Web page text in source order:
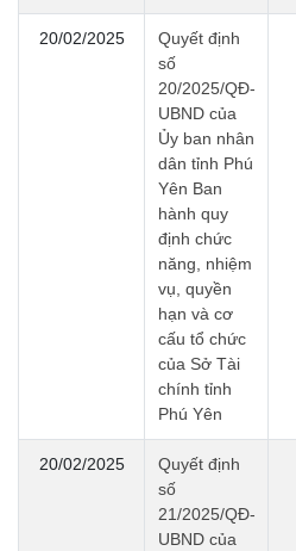
20/02/2025
Quyết định
số
20/2025/QĐ-
UBND của
Ủy ban nhân
dân tỉnh Phú
Yên Ban
hành quy
định chức
năng, nhiệm
vụ, quyền
hạn và cơ
cấu tổ chức
của Sở Tài
chính tỉnh
Phú Yên
20/02/2025
Quyết định
số
21/2025/QĐ-
UBND của